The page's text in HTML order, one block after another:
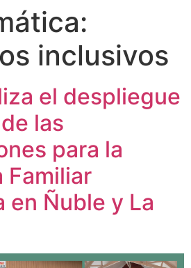
inclusivos
el despliegue
las
para la
Familiar
en Ñuble y La